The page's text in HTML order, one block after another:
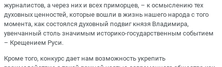
журналистов, а через них и всех приморцев, – к осмыслению тех
духовных ценностей, которые вошли в жизнь нашего народа с того
момента, как состоялся духовный подвиг князя Владимира,
увенчанный столь значимым историко-государственным событием
– Крещением Руси.
Кроме того, конкурс дает нам возможность укрепить